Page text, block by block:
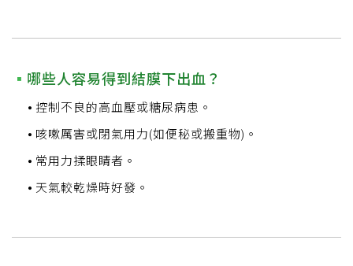
哪些人容易得到結膜下出血？
控制不良的高血壓或糖尿病患。
咳嗽厲害或閉氣用力(如便秘或搬重物)。
常用力揉眼睛者。
天氣較乾燥時好發。